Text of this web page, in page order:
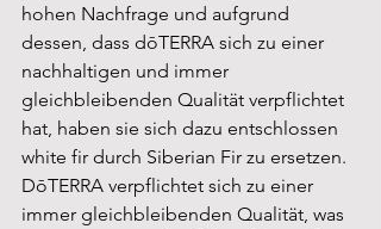
hohen Nachfrage und aufgrund
dessen, dass dōTERRA sich zu einer
nachhaltigen und immer
gleichbleibenden Qualität verpflichtet
hat, haben sie sich dazu entschlossen
white fir durch Siberian Fir zu ersetzen.
DōTERRA verpflichtet sich zu einer
immer gleichbleibenden Qualität, was